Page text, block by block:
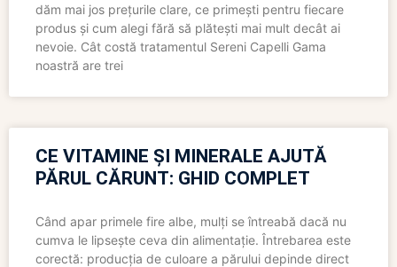
dăm mai jos prețurile clare, ce primești pentru fiecare
produs și cum alegi fără să plătești mai mult decât ai
nevoie. Cât costă tratamentul Sereni Capelli Gama
noastră are trei
CE VITAMINE ȘI MINERALE AJUTĂ
PĂRUL CĂRUNT: GHID COMPLET
Când apar primele fire albe, mulți se întreabă dacă nu
cumva le lipsește ceva din alimentație. Întrebarea este
corectă: producția de culoare a părului depinde direct